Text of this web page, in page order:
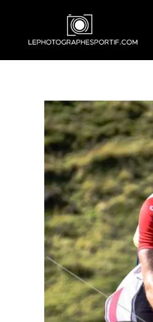
contenu